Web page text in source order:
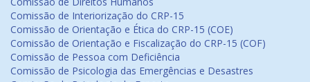
Comissão de Interiorização do CRP-15
Comissão de Orientação e Ética do CRP-15 (COE)
Comissão de Orientação e Fiscalização do CRP-15 (COF)
Comissão de Pessoa com Deficiência
Comissão de Psicologia das Emergências e Desastres